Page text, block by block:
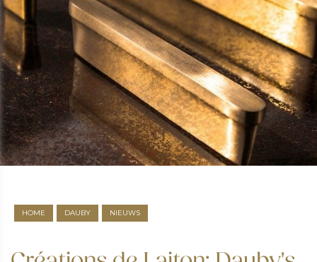
HOME DAUBY NIEUWS